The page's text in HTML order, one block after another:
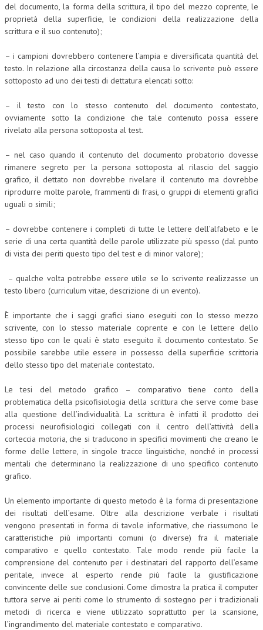
del documento, la forma della scrittura, il tipo del mezzo coprente, le
proprietà della superficie, le condizioni della realizzazione della
scrittura e il suo contenuto);
– i campioni dovrebbero contenere l’ampia e diversificata quantità del
testo. In relazione alla circostanza della causa lo scrivente può essere
sottoposto ad uno dei testi di dettatura elencati sotto:
– il testo con lo stesso contenuto del documento contestato,
ovviamente sotto la condizione che tale contenuto possa essere
rivelato alla persona sottoposta al test.
– nel caso quando il contenuto del documento probatorio dovesse
rimanere segreto per la persona sottoposta al rilascio del saggio
grafico, il dettato non dovrebbe rivelare il contenuto ma dovrebbe
riprodurre molte parole, frammenti di frasi, o gruppi di elementi grafici
uguali o simili;
– dovrebbe contenere i completi di tutte le lettere dell’alfabeto e le
serie di una certa quantità delle parole utilizzate più spesso (dal punto
di vista dei periti questo tipo del test e di minor valore);
– qualche volta potrebbe essere utile se lo scrivente realizzasse un
testo libero (curriculum vitae, descrizione di un evento).
È importante che i saggi grafici siano eseguiti con lo stesso mezzo
scrivente, con lo stesso materiale coprente e con le lettere dello
stesso tipo con le quali è stato eseguito il documento contestato. Se
possibile sarebbe utile essere in possesso della superficie scrittoria
dello stesso tipo del materiale contestato.
Le tesi del metodo grafico – comparativo tiene conto della
problematica della psicofisiologia della scrittura che serve come base
alla questione dell’individualità. La scrittura è infatti il prodotto dei
processi neurofisiologici collegati con il centro dell’attività della
corteccia motoria, che si traducono in specifici movimenti che creano le
forme delle lettere, in singole tracce linguistiche, nonché in processi
mentali che determinano la realizzazione di uno specifico contenuto
grafico.
Un elemento importante di questo metodo è la forma di presentazione
dei risultati dell’esame. Oltre alla descrizione verbale i risultati
vengono presentati in forma di tavole informative, che riassumono le
caratteristiche più importanti comuni (o diverse) fra il materiale
comparativo e quello contestato. Tale modo rende più facile la
comprensione del contenuto per i destinatari del rapporto dell’esame
peritale, invece al esperto rende più facile la giustificazione
convincente delle sue conclusioni. Come dimostra la pratica il computer
tuttora serve ai periti come lo strumento di sostegno per i tradizionali
metodi di ricerca e viene utilizzato soprattutto per la scansione,
l’ingrandimento del materiale contestato e comparativo.